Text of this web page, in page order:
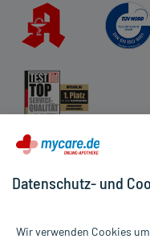
Datenschutz- und
Wir verwenden Cookies